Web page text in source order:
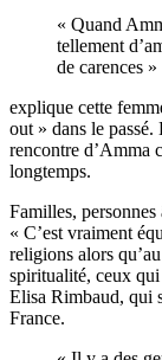
« Quand
tellement
de carences »
explique cette
out » dans le
rencontre d’Amma
longtemps.
Familles,
« C’est vraiment
religions alors
spiritualité, ceux
Elisa Rimbaud, qui
France.